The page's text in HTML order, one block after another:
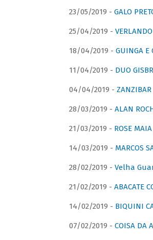
23/05/2019 - GALO
25/04/2019 -
18/04/2019 - GUINGA E
11/04/2019 - DUO
04/04/2019 - ZANZIBAR
28/03/2019 - ALAN
21/03/2019 - ROSE
14/03/2019 - MARCOS
28/02/2019 - Velha
21/02/2019 - ABACATE
14/02/2019 - BIQUINI
07/02/2019 - COISA DA